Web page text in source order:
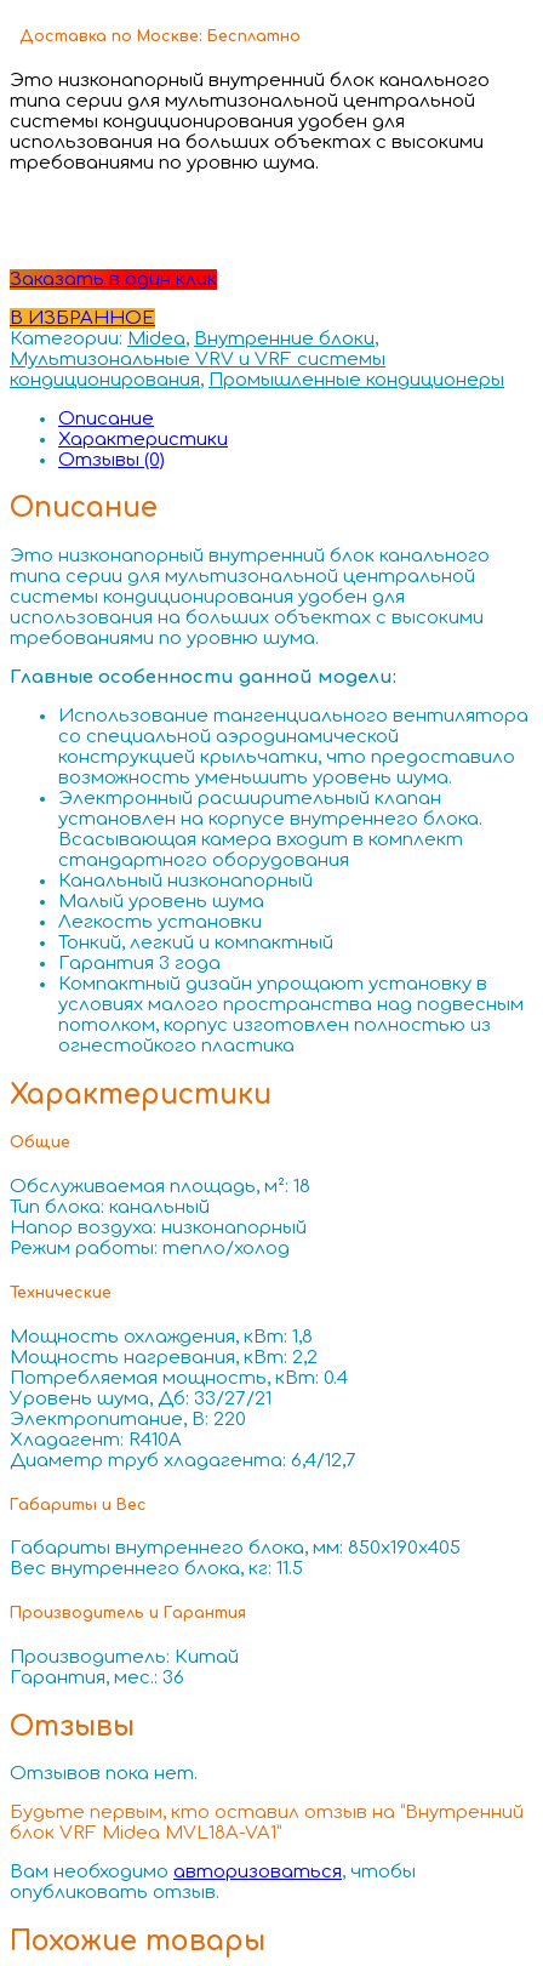
Доставка по Москве: Бесплатно
Это низконапорный внутренний блок канального
типа серии для мультизональной центральной
системы кондиционирования удобен для
использования на больших объектах с высокими
требованиями по уровню шума.
Заказать в один клик
В ИЗБРАННОЕ
Категории: Midea, Внутренние блоки,
Мультизональные VRV и VRF системы
кондиционирования, Промышленные кондиционеры
Описание
Характеристики
Отзывы (0)
Описание
Это низконапорный внутренний блок канального
типа серии для мультизональной центральной
системы кондиционирования удобен для
использования на больших объектах с высокими
требованиями по уровню шума.
Главные особенности данной модели:
Использование тангенциального вентилятора
со специальной аэродинамической
конструкцией крыльчатки, что предоставило
возможность уменьшить уровень шума.
Электронный расширительный клапан
установлен на корпусе внутреннего блока.
Всасывающая камера входит в комплект
стандартного оборудования
Канальный низконапорный
Малый уровень шума
Легкость установки
Тонкий, легкий и компактный
Гарантия 3 года
Компактный дизайн упрощают установку в
условиях малого пространства над подвесным
потолком, корпус изготовлен полностью из
огнестойкого пластика
Характеристики
Общие
Обслуживаемая площадь, м²: 18
Тип блока: канальный
Напор воздуха: низконапорный
Режим работы: тепло/холод
Технические
Мощность охлаждения, кВт: 1,8
Мощность нагревания, кВт: 2,2
Потребляемая мощность, кВт: 0.4
Уровень шума, Дб: 33/27/21
Электропитание, В: 220
Хладагент: R410A
Диаметр труб хладагента: 6,4/12,7
Габариты и Вес
Габариты внутреннего блока, мм: 850x190x405
Вес внутреннего блока, кг: 11.5
Производитель и Гарантия
Производитель: Китай
Гарантия, мес.: 36
Отзывы
Отзывов пока нет.
Будьте первым, кто оставил отзыв на “Внутренний
блок VRF Midea MVL18A-VA1”
Вам необходимо авторизоваться, чтобы
опубликовать отзыв.
Похожие товары